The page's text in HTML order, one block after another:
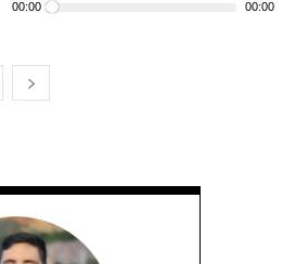
00:00 00:00